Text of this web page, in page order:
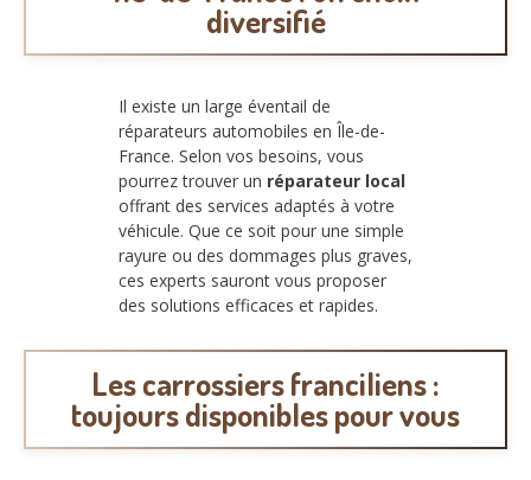
diversifié
Il existe un large éventail de
réparateurs automobiles en Île-de-
France. Selon vos besoins, vous
pourrez trouver un réparateur local
offrant des services adaptés à votre
véhicule. Que ce soit pour une simple
rayure ou des dommages plus graves,
ces experts sauront vous proposer
des solutions efficaces et rapides.
Les carrossiers franciliens :
toujours disponibles pour vous